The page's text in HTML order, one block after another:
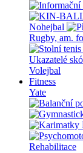
Nohejbal
Rugby, am.
Ukazatelé
Volejbal
Fitness
Yate
Rehabilitace